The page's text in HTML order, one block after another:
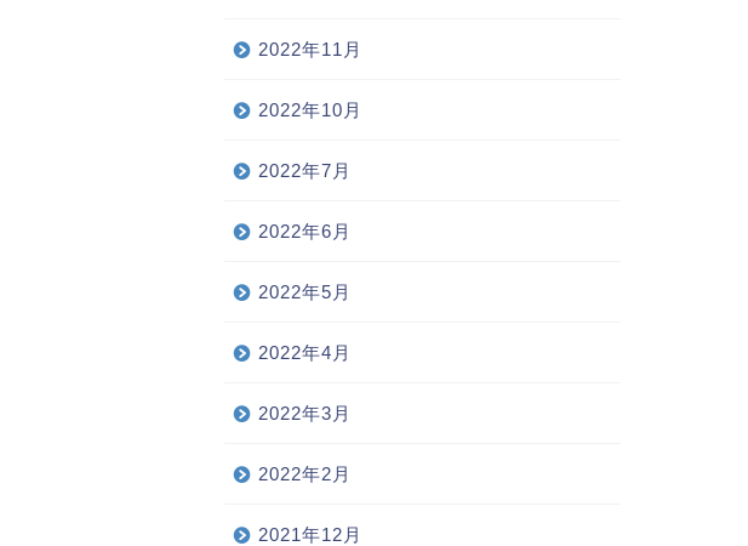
2022年11月
2022年10月
2022年7月
2022年6月
2022年5月
2022年4月
2022年3月
2022年2月
2021年12月